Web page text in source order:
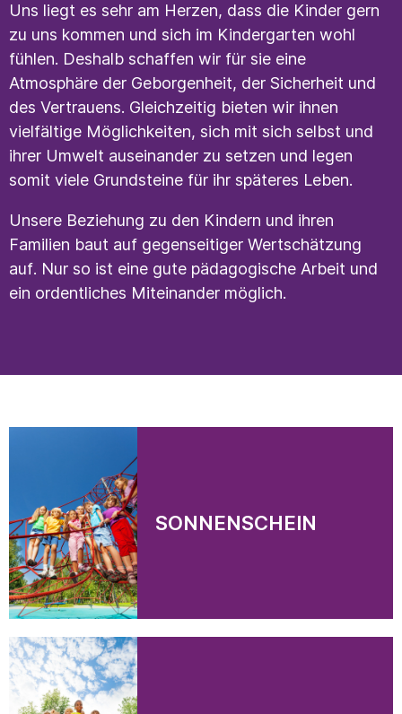
Uns liegt es sehr am Herzen, dass die Kinder gern
zu uns kommen und sich im Kindergarten wohl
fühlen. Deshalb schaffen wir für sie eine
Atmosphäre der Geborgenheit, der Sicherheit und
des Vertrauens. Gleichzeitig bieten wir ihnen
vielfältige Möglichkeiten, sich mit sich selbst und
ihrer Umwelt auseinander zu setzen und legen
somit viele Grundsteine für ihr späteres Leben.
Unsere Beziehung zu den Kindern und ihren
Familien baut auf gegenseitiger Wertschätzung
auf. Nur so ist eine gute pädagogische Arbeit und
ein ordentliches Miteinander möglich.
SONNENSCHEIN